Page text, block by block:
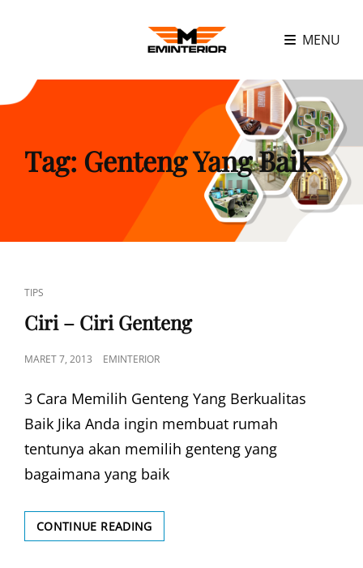
MENU
Tag: Genteng Yang Baik
CAT
LINKS
TIPS
Ciri – Ciri Genteng
POSTED
MARET 7, 2013 EMINTERIOR
3 Cara Memilih Genteng Yang Berkualitas
Baik Jika Anda ingin membuat rumah
tentunya akan memilih genteng yang
bagaimana yang baik
CONTINUE READINGCIRI
–